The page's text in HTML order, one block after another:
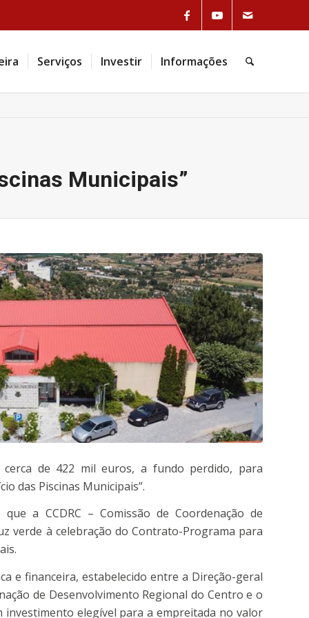
Link to Facebook
Link to Youtube
Serviços Investir Informações Pesquisa
Municipais”
de 422 mil euros, a fundo perdido, para
das Piscinas Municipais”.
a CCDRC – Comissão de Coordenação de
verde à celebração do Contrato-Programa para
e financeira, estabelecido entre a Direção-geral
de Desenvolvimento Regional do Centro e o
investimento elegível para a empreitada no valor